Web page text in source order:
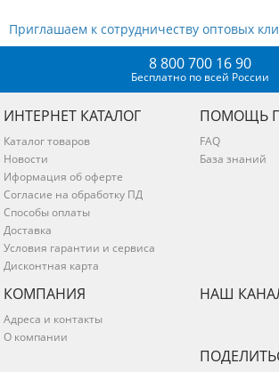
Приглашаем к сотрудничеству оптовых
8 800 700 16 90
Бесплатно по всей России
ИНТЕРНЕТ КАТАЛОГ
Каталог товаров
Новости
Иформация об оферте
Согласие на обработку ПД
Способы оплаты
Доставка
Условия гарантии и сервиса
Дисконтная карта
ПОМОЩЬ
FAQ
База знаний
КОМПАНИЯ
Адреса и контакты
О компании
НАШ